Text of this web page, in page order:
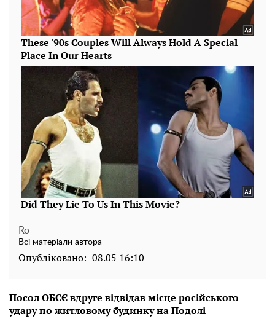
Ro
Всі матеріали автора
Опубліковано: 08.05 16:10
Посол ОБСЄ вдруге відвідав місце російського
удару по житловому будинку на Подолі